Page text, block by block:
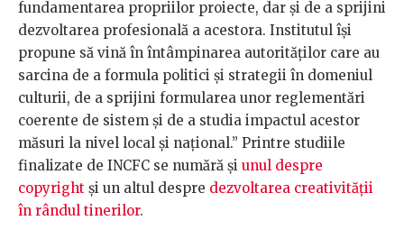
fundamentarea propriilor proiecte, dar și de a sprijini
dezvoltarea profesională a acestora. Institutul își
propune să vină în întâmpinarea autorităților care au
sarcina de a formula politici și strategii în domeniul
culturii, de a sprijini formularea unor reglementări
coerente de sistem și de a studia impactul acestor
măsuri la nivel local și național.” Printre studiile
finalizate de INCFC se numără și unul despre
copyright și un altul despre dezvoltarea creativității
în rândul tinerilor.